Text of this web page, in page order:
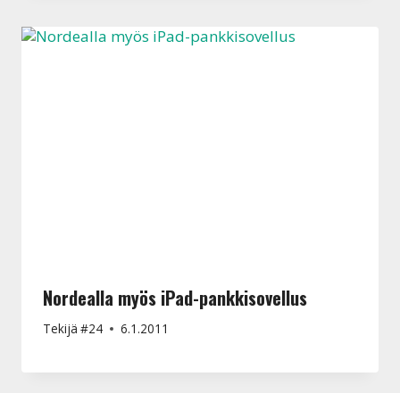
Nordealla myös iPad-pankkisovellus
Tekijä #24 6.1.2011